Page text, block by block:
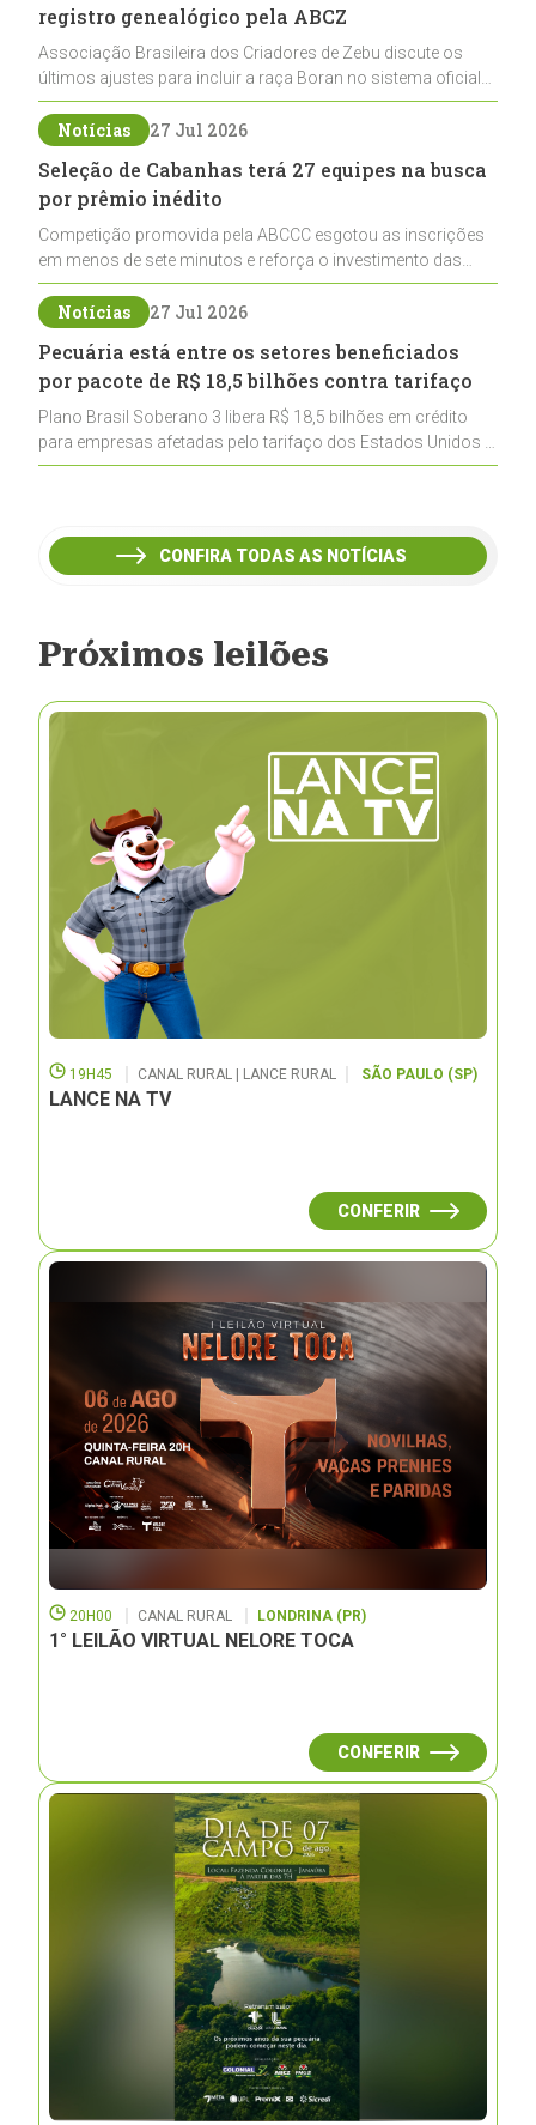
registro genealógico pela ABCZ
Associação Brasileira dos Criadores de Zebu discute os
últimos ajustes para incluir a raça Boran no sistema oficial
de registros, abrindo caminho para sua expansão na
pecuária nacional
Notícias 27 Jul 2026
Seleção de Cabanhas terá 27 equipes na busca
por prêmio inédito
Competição promovida pela ABCCC esgotou as inscrições
em menos de sete minutos e reforça o investimento das
cabanhas na seleção genética de Cavalos Crioulos voltados
ao laço
Notícias 27 Jul 2026
Pecuária está entre os setores beneficiados
por pacote de R$ 18,5 bilhões contra tarifaço
Plano Brasil Soberano 3 libera R$ 18,5 bilhões em crédito
para empresas afetadas pelo tarifaço dos Estados Unidos e
inclui a pecuária entre os setores estratégicos
CONFIRA TODAS AS NOTÍCIAS
Próximos leilões
19H45 CANAL RURAL | LANCE RURAL SÃO PAULO (SP)
LANCE NA TV
CONFERIR
20H00 CANAL RURAL LONDRINA (PR)
1° LEILÃO VIRTUAL NELORE TOCA
CONFERIR